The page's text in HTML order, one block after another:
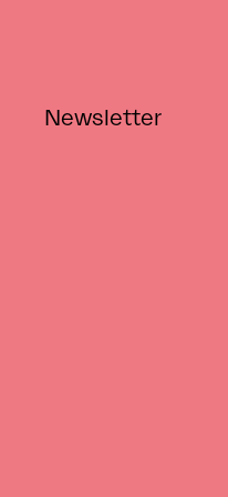
Newsletter